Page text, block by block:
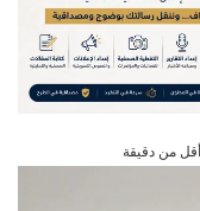
أقل من دقيقة